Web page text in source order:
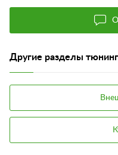
Другие разделы